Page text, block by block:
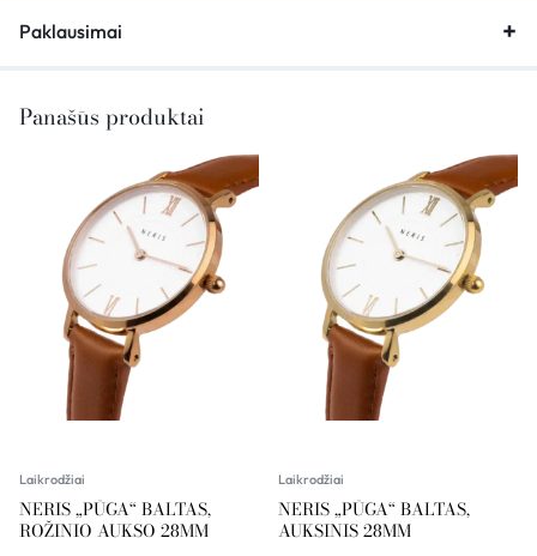
Paklausimai
Panašūs produktai
Laikrodžiai
NERIS „PŪGA“ BALTAS,
ROŽINIO AUKSO 28MM
Laikrodžiai
NERIS „PŪGA“ BALTAS,
AUKSINIS 28MM